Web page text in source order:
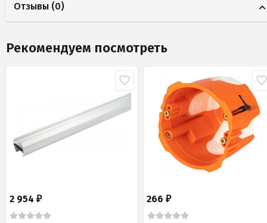
Отзывы (0)
Рекомендуем посмотреть
2 954 ₽ 266₽